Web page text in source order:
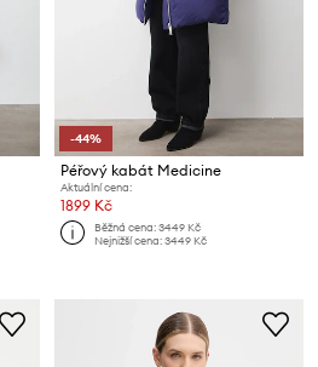
-44%
Péřový kabát Medicine
Aktuální cena:
1899 Kč
Běžná cena:3449 Kč
Nejnižší cena:3449 Kč